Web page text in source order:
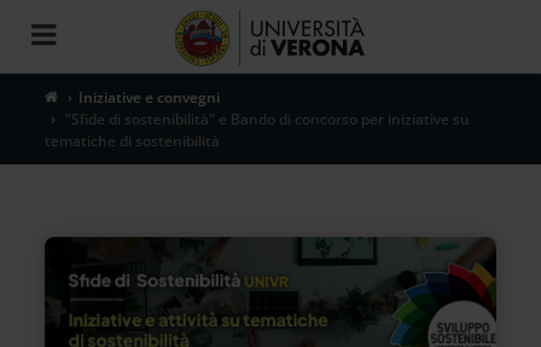
Toggle
navigation
Iniziative e convegni
"Sfide di sostenibilità" e Bando di concorso per iniziative su
tematiche di sostenibilità